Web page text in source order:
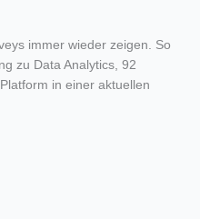
immer wieder zeigen. So
zu Data Analytics, 92
in einer aktuellen